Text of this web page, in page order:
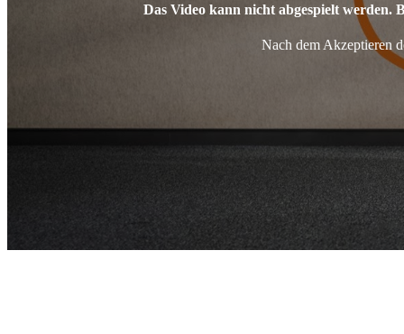
Das Video kann nicht abgespielt werden.
Nach dem Akzeptieren